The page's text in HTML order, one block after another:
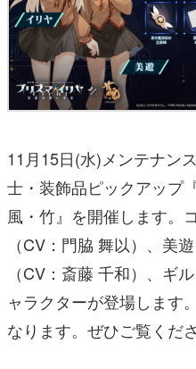
11月15日(水)メンテナン
士・装飾品ピックアップ
風・竹』を開催します。
（CV：門脇 舞以）、美
（CV：斎藤 千和）、ギ
ャラクターが登場します
なります。ぜひご覧くださ